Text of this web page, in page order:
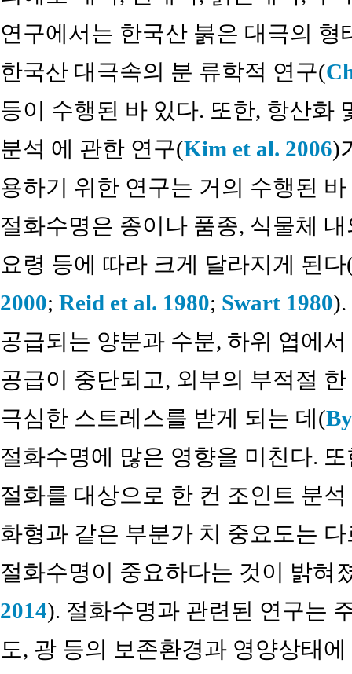
연구에서는 한국산 붉은 대극의 형
한국산 대극속의 분 류학적 연구(
등이 수행된 바 있다. 또한, 항산화
분석 에 관한 연구(Kim et al. 2006)
용하기 위한 연구는 거의 수행된 바
절화수명은 종이나 품종, 식물체
요령 등에 따라 크게 달라지게 된다
2000; Reid et al. 1980; Swart 1980
공급되는 양분과 수분, 하위 엽에
공급이 중단되고, 외부의 부적절
극심한 스트레스를 받게 되는 데(
절화수명에 많은 영향을 미친다.
절화를 대상으로 한 컨 조인트 분
화형과 같은 부분가 치 중요도는
절화수명이 중요하다는 것이 밝혀
2014). 절화수명과 관련된 연구는
도, 광 등의 보존환경과 영양상태